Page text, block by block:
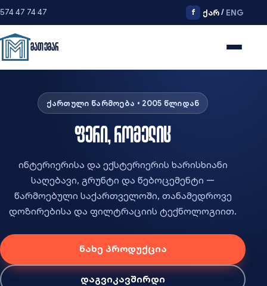
574 47 74 47 f ქარ / ENG
მათემარ
ქართული წარმოება • 2005 წლიდან
ფერი, რომელიც
ინტერიერისა და ექსტერიერის ხარისხიანი
საღებავი, გრუნტი და წებოცემენტი —
წარმოებული საქართველოში, თანამედროვე
დოზირებისა და ფილტრაციის ტექნოლოგიით.
ნახე პროდუქცია
დაგვიკავშირდი